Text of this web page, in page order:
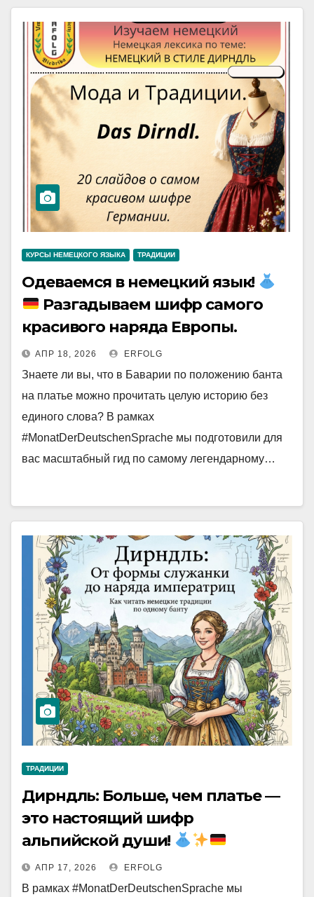
КУРСЫ НЕМЕЦКОГО ЯЗЫКА ТРАДИЦИИ
Одеваемся в немецкий язык!
Разгадываем шифр самого
красивого наряда Европы.
АПР 18, 2026 ERFOLG
Знаете ли вы, что в Баварии по положению банта
на платье можно прочитать целую историю без
единого слова? В рамках
#MonatDerDeutschenSprache мы подготовили для
вас масштабный гид по самому легендарному…
ТРАДИЦИИ
Дирндль: Больше, чем платье —
это настоящий шифр
альпийской души!
АПР 17, 2026 ERFOLG
В рамках #MonatDerDeutschenSprache мы